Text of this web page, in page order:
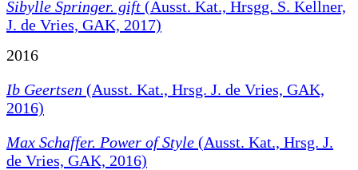
Sibylle Springer. gift (Ausst. Kat., Hrsgg. S. Kellner,
J. de Vries, GAK, 2017)
2016
Ib Geertsen (Ausst. Kat., Hrsg. J. de Vries, GAK,
2016)
Max Schaffer. Power of Style (Ausst. Kat., Hrsg. J.
de Vries, GAK, 2016)